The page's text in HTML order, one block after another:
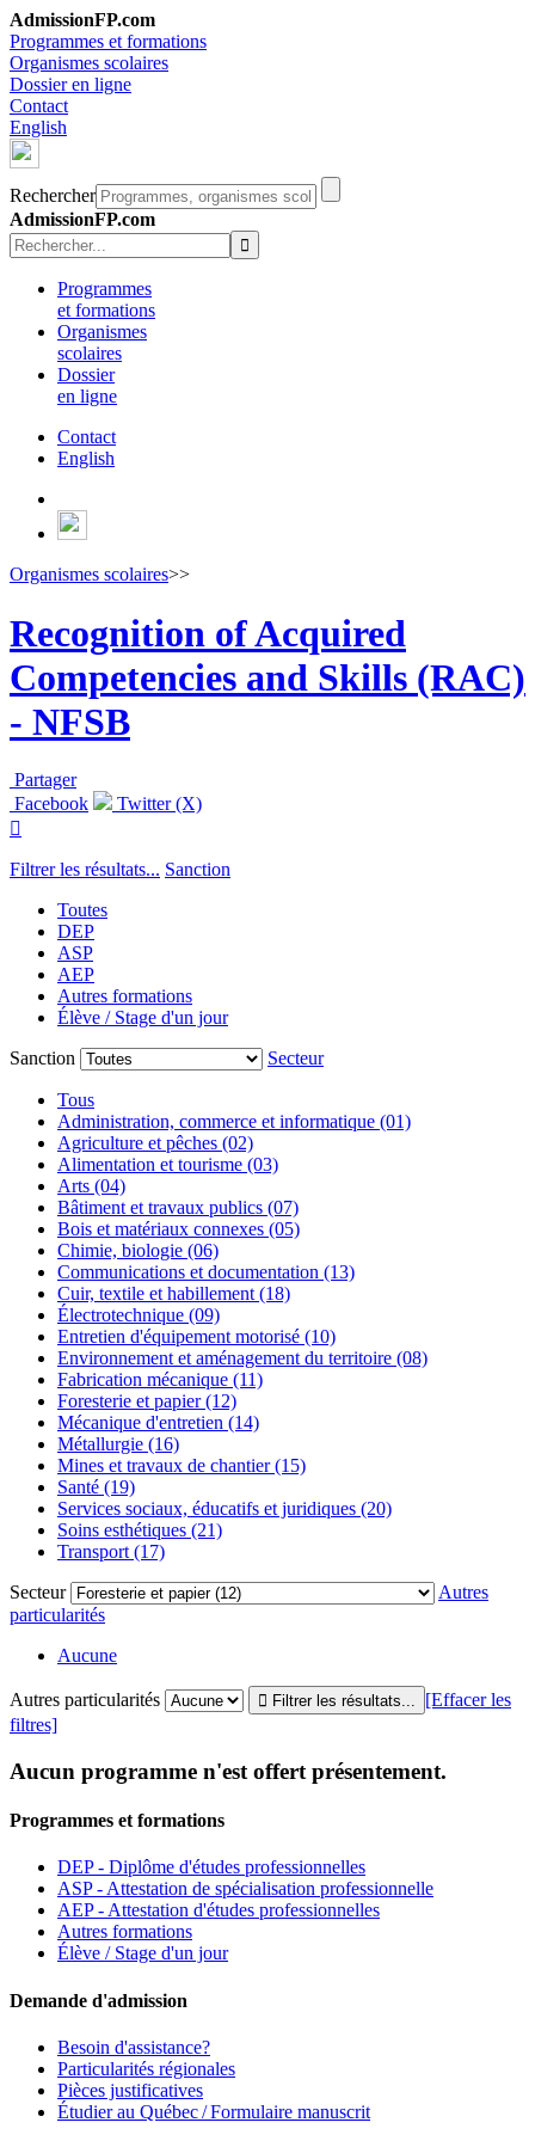
AdmissionFP.com
Programmes et formations
Organismes scolaires
Dossier en ligne
Contact
English
Rechercher
AdmissionFP.com
Programmes
et formations
Organismes
scolaires
Dossier
en ligne
Contact
English
Organismes scolaires>>
Recognition of Acquired
Competencies and Skills (RAC)
- NFSB
Partager
Facebook
Twitter (X)

Filtrer les résultats... Sanction
Toutes
DEP
ASP
AEP
Autres formations
Élève / Stage d'un jour
Sanction
Secteur
Tous
Administration, commerce et informatique (01)
Agriculture et pêches (02)
Alimentation et tourisme (03)
Arts (04)
Bâtiment et travaux publics (07)
Bois et matériaux connexes (05)
Chimie, biologie (06)
Communications et documentation (13)
Cuir, textile et habillement (18)
Électrotechnique (09)
Entretien d'équipement motorisé (10)
Environnement et aménagement du territoire (08)
Fabrication mécanique (11)
Foresterie et papier (12)
Mécanique d'entretien (14)
Métallurgie (16)
Mines et travaux de chantier (15)
Santé (19)
Services sociaux, éducatifs et juridiques (20)
Soins esthétiques (21)
Transport (17)
Secteur
Autres
particularités
Aucune
Autres particularités
[Effacer les
filtres]
Aucun programme n'est offert présentement.
Programmes et formations
DEP - Diplôme d'études professionnelles
ASP - Attestation de spécialisation professionnelle
AEP - Attestation d'études professionnelles
Autres formations
Élève / Stage d'un jour
Demande d'admission
Besoin d'assistance?
Particularités régionales
Pièces justificatives
Étudier au Québec / Formulaire manuscrit